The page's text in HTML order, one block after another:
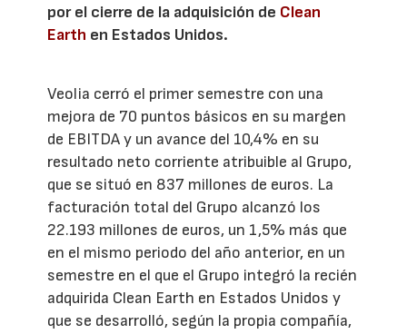
por el cierre de la adquisición de Clean
Earth en Estados Unidos.
Veolia cerró el primer semestre con una
mejora de 70 puntos básicos en su margen
de EBITDA y un avance del 10,4% en su
resultado neto corriente atribuible al Grupo,
que se situó en 837 millones de euros. La
facturación total del Grupo alcanzó los
22.193 millones de euros, un 1,5% más que
en el mismo periodo del año anterior, en un
semestre en el que el Grupo integró la recién
adquirida Clean Earth en Estados Unidos y
que se desarrolló, según la propia compañía,